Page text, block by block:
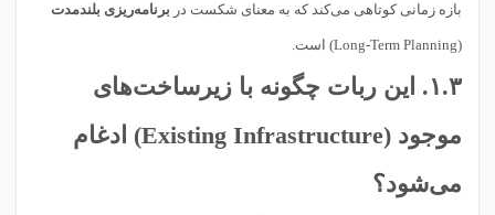
بازه زمانی کوتاهی می‌کند که به معنای شکست در برنامه‌ریزی بلندمدت
(Long-Term Planning) است.
۱.۳. این ربات چگونه با
زیرساخت‌های
موجود
(Existing Infrastructure) ادغام
می‌شود؟